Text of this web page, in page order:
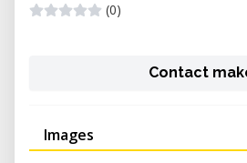
(0)
Contact
Images